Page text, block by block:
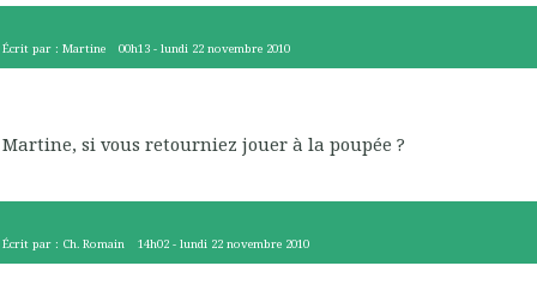
Écrit par : Martine 00h13 -lundi 22 novembre 2010
Martine, si vous retourniez jouer à la poupée ?
Écrit par : Ch. Romain 14h02 -lundi 22 novembre 2010